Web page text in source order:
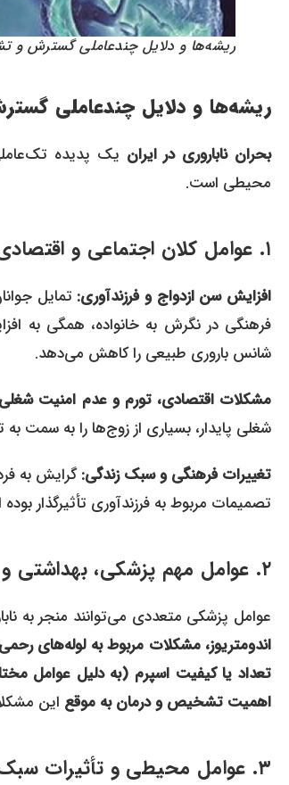
ریشه‌ها و دلایل چندعاملی گسترش و
ریشه‌ها و دلایل چندعاملی
بحران ناباروری در ایران یک پدیده
محیطی است.
۱. عوامل کلان اجتماعی و اقتصادی تأثیرگذار
افزایش سن ازدواج و فرزندآوری: تمایل
فرهنگی در نگرش به خانواده، همگی به
شانس باروری طبیعی را کاهش می‌دهد.
مشکلات اقتصادی، تورم و عدم امنیت
شغلی پایدار، بسیاری از زوج‌ها را به سمت
تغییرات فرهنگی و سبک زندگی:گرایش به
تصمیمات مربوط به فرزندآوری تأثیرگذار
۲. عوامل مهم پزشکی، بهداشتی و سلامت فردی
عوامل پزشکی متعددی می‌توانند منجر به
اندومتریوز، مشکلات مربوط به لوله‌های
تعداد یا کیفیت اسپرم (به دلیل عوامل
اهمیت تشخیص و درمان به موقع این
۳. عوامل محیطی و تأثیرات سبک زندگی مدرن